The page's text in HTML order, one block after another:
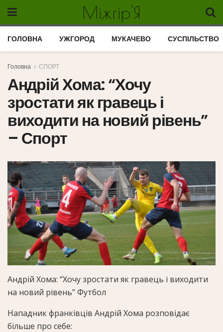
Міжгір'Я
ГОЛОВНА УЖГОРОД МУКАЧЕВО СУСПІЛЬСТВО
Головна СПОРТ
Андрій Хома: “Хочу
зростати як гравець і
виходити на новий рівень”
– Спорт
Андрій Хома: “Хочу зростати як гравець і виходити
на новий рівень”Футбол
Нападник франківців Андрій Хома розповідає
більше про себе: